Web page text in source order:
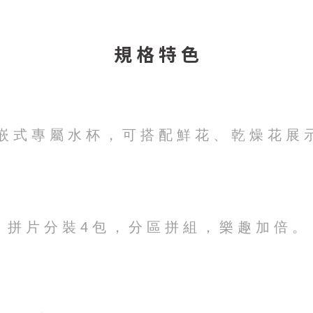
規 格 特 色
式 專 屬 水 杯 ， 可 搭 配 鮮 花 、 乾 燥 花 展
拼 片 分 裝 4 包 ， 分 區 拼 組 ， 樂 趣 加 倍 。